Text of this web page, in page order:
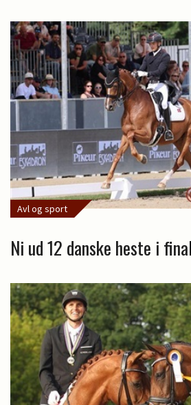
Avl og sport
Ni ud 12 danske heste i